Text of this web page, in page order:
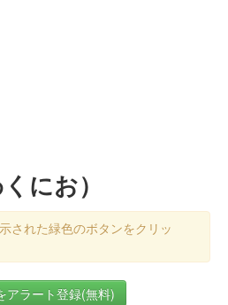
にお）
された緑色のボタンをクリッ
アラート登録(無料)